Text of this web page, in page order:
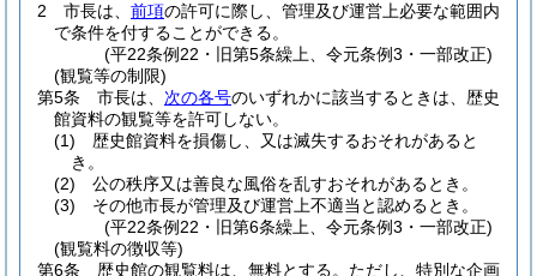
2
市長は、 前項の許可に際し、管理及び運営上必要な範囲内
で条件を付することができる。
(平22条例22・旧第5条繰上、令元条例3・一部改正)
(観覧等の制限)
第5条
市長は、 次の各号のいずれかに該当するときは、歴史
館資料の観覧等を許可しない。
(1)
歴史館資料を損傷し、又は滅失するおそれがあると
き。
(2)
公の秩序又は善良な風俗を乱すおそれがあるとき。
(3)
その他市長が管理及び運営上不適当と認めるとき。
(平22条例22・旧第6条繰上、令元条例3・一部改正)
(観覧料の徴収等)
第6条
歴史館の観覧料は、無料とする。 ただし、特別な企画